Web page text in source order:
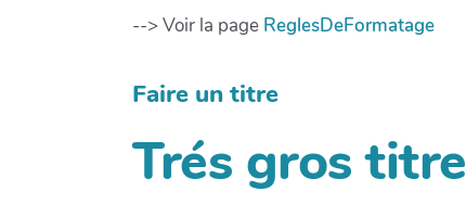
--> Voir la page ReglesDeFormatage
Faire un titre
Trés gros titre